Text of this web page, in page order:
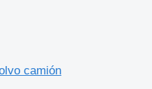
camión